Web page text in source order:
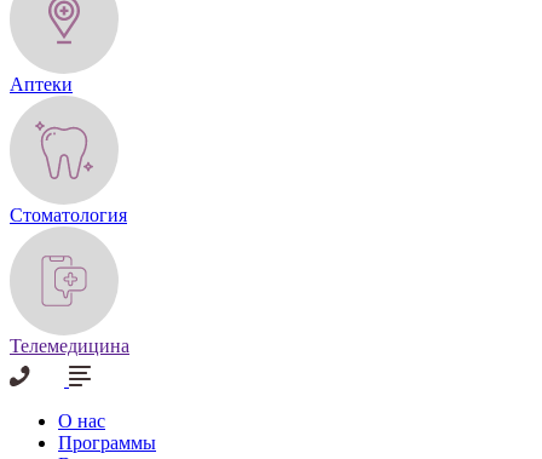
Аптеки
Стоматология
Телемедицина
О нас
Программы